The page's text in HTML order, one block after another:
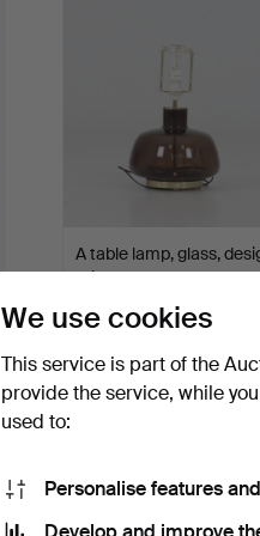
A table lamp, glass,
Wiktor Berndt…
4 bids
48 USD
We use cookies
This service is part of the
provide the service, while
used to:
Personalise features